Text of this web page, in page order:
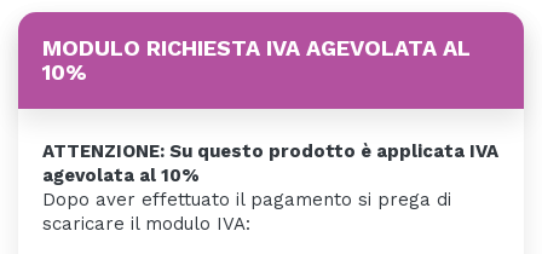
MODULO RICHIESTA IVA AGEVOLATA AL
10%
ATTENZIONE: Su questo prodotto è applicata IVA
agevolata al 10%
Dopo aver effettuato il pagamento si prega di
scaricare il modulo IVA: